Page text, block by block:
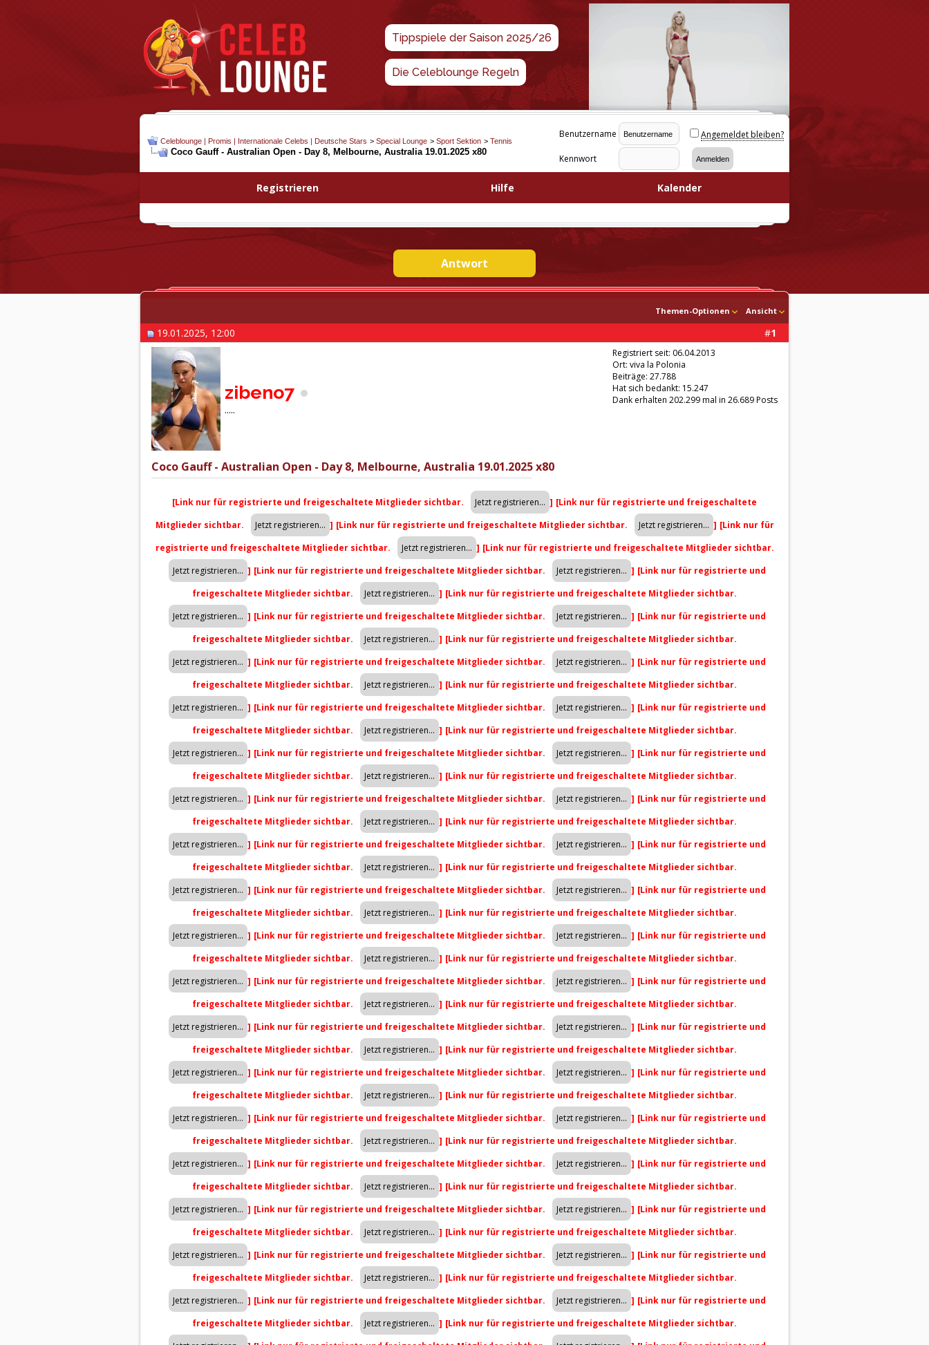
Tippspiele der Saison 2025/26
Die Celeblounge Regeln
Celeblounge | Promis | Internationale Celebs | Deutsche Stars > Special Lounge > Sport Sektion > Tennis
Coco Gauff - Australian Open - Day 8, Melbourne, Australia 19.01.2025 x80
Benutzername Angemeldet bleiben?
Kennwort
Registrieren Hilfe Kalender
Antwort
Themen-Optionen Ansicht
#1
19.01.2025, 12:00
zibeno7
.....
Registriert seit: 06.04.2013
Ort: viva la Polonia
Beiträge: 27.788
Hat sich bedankt: 15.247
Dank erhalten 202.299 mal in 26.689 Posts
Coco Gauff - Australian Open - Day 8, Melbourne, Australia 19.01.2025 x80
[Link nur für registrierte und freigeschaltete Mitglieder sichtbar. ] [Link nur für registrierte und freigeschaltete
Mitglieder sichtbar.
] [Link nur für registrierte und freigeschaltete Mitglieder sichtbar. ] [Link nur für
registrierte und freigeschaltete Mitglieder sichtbar.
] [Link nur für registrierte und freigeschaltete Mitglieder sichtbar.
] [Link nur für registrierte und freigeschaltete Mitglieder sichtbar. ] [Link nur für registrierte und
freigeschaltete Mitglieder sichtbar.
] [Link nur für registrierte und freigeschaltete Mitglieder sichtbar.
] [Link nur für registrierte und freigeschaltete Mitglieder sichtbar. ] [Link nur für registrierte und
freigeschaltete Mitglieder sichtbar.
] [Link nur für registrierte und freigeschaltete Mitglieder sichtbar.
] [Link nur für registrierte und freigeschaltete Mitglieder sichtbar. ] [Link nur für registrierte und
freigeschaltete Mitglieder sichtbar.
] [Link nur für registrierte und freigeschaltete Mitglieder sichtbar.
] [Link nur für registrierte und freigeschaltete Mitglieder sichtbar. ] [Link nur für registrierte und
freigeschaltete Mitglieder sichtbar.
] [Link nur für registrierte und freigeschaltete Mitglieder sichtbar.
] [Link nur für registrierte und freigeschaltete Mitglieder sichtbar. ] [Link nur für registrierte und
freigeschaltete Mitglieder sichtbar.
] [Link nur für registrierte und freigeschaltete Mitglieder sichtbar.
] [Link nur für registrierte und freigeschaltete Mitglieder sichtbar. ] [Link nur für registrierte und
freigeschaltete Mitglieder sichtbar.
] [Link nur für registrierte und freigeschaltete Mitglieder sichtbar.
] [Link nur für registrierte und freigeschaltete Mitglieder sichtbar. ] [Link nur für registrierte und
freigeschaltete Mitglieder sichtbar.
] [Link nur für registrierte und freigeschaltete Mitglieder sichtbar.
] [Link nur für registrierte und freigeschaltete Mitglieder sichtbar. ] [Link nur für registrierte und
freigeschaltete Mitglieder sichtbar.
] [Link nur für registrierte und freigeschaltete Mitglieder sichtbar.
] [Link nur für registrierte und freigeschaltete Mitglieder sichtbar. ] [Link nur für registrierte und
freigeschaltete Mitglieder sichtbar.
] [Link nur für registrierte und freigeschaltete Mitglieder sichtbar.
] [Link nur für registrierte und freigeschaltete Mitglieder sichtbar. ] [Link nur für registrierte und
freigeschaltete Mitglieder sichtbar.
] [Link nur für registrierte und freigeschaltete Mitglieder sichtbar.
] [Link nur für registrierte und freigeschaltete Mitglieder sichtbar. ] [Link nur für registrierte und
freigeschaltete Mitglieder sichtbar.
] [Link nur für registrierte und freigeschaltete Mitglieder sichtbar.
] [Link nur für registrierte und freigeschaltete Mitglieder sichtbar. ] [Link nur für registrierte und
freigeschaltete Mitglieder sichtbar.
] [Link nur für registrierte und freigeschaltete Mitglieder sichtbar.
] [Link nur für registrierte und freigeschaltete Mitglieder sichtbar. ] [Link nur für registrierte und
freigeschaltete Mitglieder sichtbar.
] [Link nur für registrierte und freigeschaltete Mitglieder sichtbar.
] [Link nur für registrierte und freigeschaltete Mitglieder sichtbar. ] [Link nur für registrierte und
freigeschaltete Mitglieder sichtbar.
] [Link nur für registrierte und freigeschaltete Mitglieder sichtbar.
] [Link nur für registrierte und freigeschaltete Mitglieder sichtbar. ] [Link nur für registrierte und
freigeschaltete Mitglieder sichtbar.
] [Link nur für registrierte und freigeschaltete Mitglieder sichtbar.
] [Link nur für registrierte und freigeschaltete Mitglieder sichtbar. ] [Link nur für registrierte und
freigeschaltete Mitglieder sichtbar.
] [Link nur für registrierte und freigeschaltete Mitglieder sichtbar.
] [Link nur für registrierte und freigeschaltete Mitglieder sichtbar. ] [Link nur für registrierte und
freigeschaltete Mitglieder sichtbar.
] [Link nur für registrierte und freigeschaltete Mitglieder sichtbar.